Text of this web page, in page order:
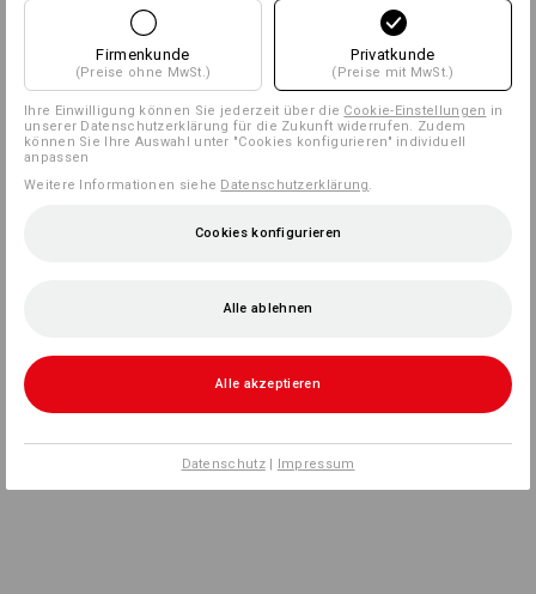
Firmenkunde
(Preise ohne MwSt.)
Privatkunde
(Preise mit MwSt.)
Ihre Einwilligung können Sie jederzeit über die Cookie-Einstellungen in
unserer Datenschutzerklärung für die Zukunft widerrufen. Zudem
können Sie Ihre Auswahl unter "Cookies konfigurieren" individuell
anpassen
Weitere Informationen siehe Datenschutzerklärung.
Cookies konfigurieren
Alle ablehnen
Alle akzeptieren
Datenschutz| Impressum